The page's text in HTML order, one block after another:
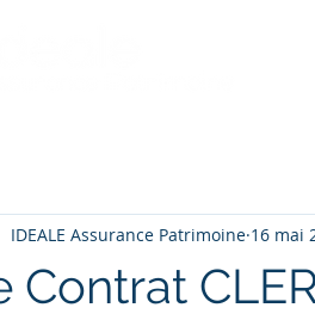
Contrat
IDEALE Assurance Patrimoine 16 mai